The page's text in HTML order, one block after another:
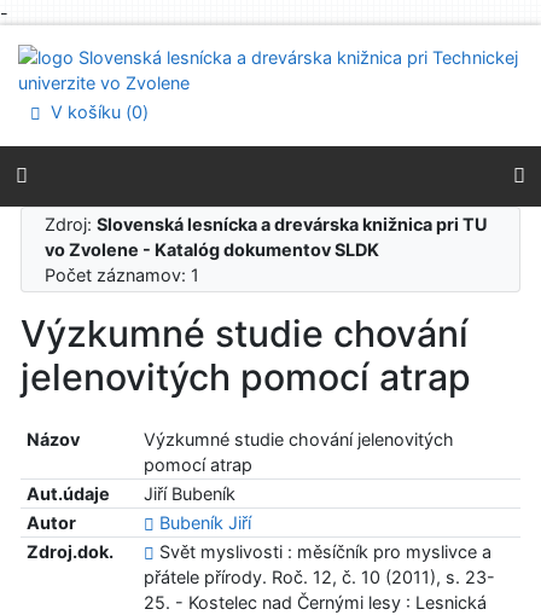
-
Prejsť na menu
Prehlásenie o webovej prístupnosti
V košíku (0)
Zdroj:Slovenská lesnícka a drevárska knižnica pri TU
vo Zvolene - Katalóg dokumentov SLDK
Počet záznamov: 1
Výzkumné studie chování
jelenovitých pomocí atrap
Názov
Výzkumné studie chování jelenovitých
pomocí atrap
Aut.údaje
Jiří Bubeník
Autor
Bubeník Jiří
Zdroj.dok.
Svět myslivosti : měsíčník pro myslivce a
přátele přírody. Roč. 12, č. 10 (2011), s. 23-
25. - Kostelec nad Černými lesy : Lesnická